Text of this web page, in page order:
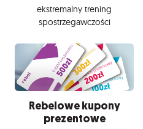
ekstremalny trening
spostrzegawczości
Rebelowe kupony
prezentowe